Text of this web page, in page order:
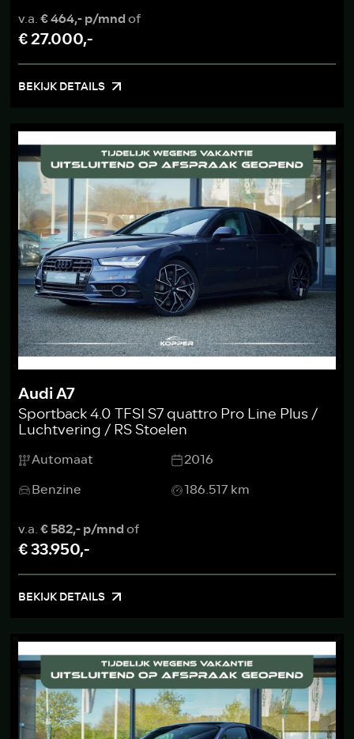
v.a.€ 464,- p/mndof
€ 27.000,-
BEKIJK DETAILS
Audi A7
Sportback 4.0 TFSI S7 quattro Pro Line Plus /
Luchtvering / RS Stoelen
Automaat
2016
Benzine
186.517 km
v.a.€ 582,- p/mndof
€ 33.950,-
BEKIJK DETAILS